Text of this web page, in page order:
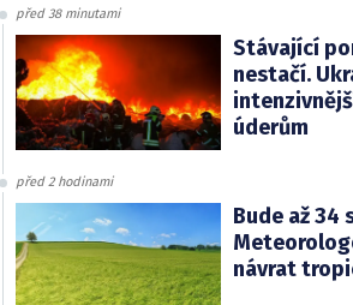
před 38 minutami
Stávající
nestačí.
úderům
před 2 hodinami
Bude až 34
návrat